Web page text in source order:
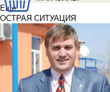
Еще
ОСТРАЯ СИТУАЦИЯ